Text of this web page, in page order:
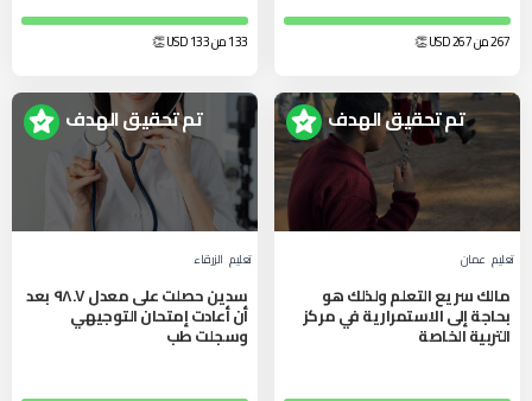
267 من 267 USD
👏 133 من 133 USD
👏
تم تحقيق الهدف
تعليم عمان
مالك سريع التعلم ولذلك هو
بحاجة إلى الاستمرارية في مركز
التربية الخاصة
تم تحقيق الهدف
تعليم الزرقاء‎
سدين حصلت على معدل ٩٨.٧ بعد
أن أعادت إمتحان التوجيهي
وسجلت طب